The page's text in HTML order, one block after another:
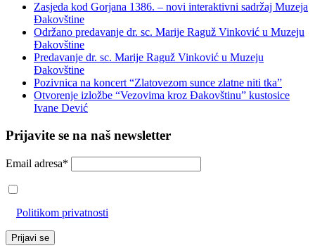
Zasjeda kod Gorjana 1386. – novi interaktivni sadržaj Muzeja
Đakovštine
Održano predavanje dr. sc. Marije Raguž Vinković u Muzeju
Đakovštine
Predavanje dr. sc. Marije Raguž Vinković u Muzeju
Đakovštine
Pozivnica na koncert “Zlatovezom sunce zlatne niti tka”
Otvorenje izložbe “Vezovima kroz Đakovštinu” kustosice
Ivane Dević
Prijavite se na naš newsletter
Email adresa*
Politikom privatnosti